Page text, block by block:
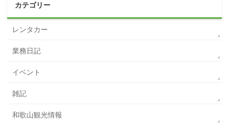
カテゴリー
レンタカー
業務日記
イベント
雑記
和歌山観光情報